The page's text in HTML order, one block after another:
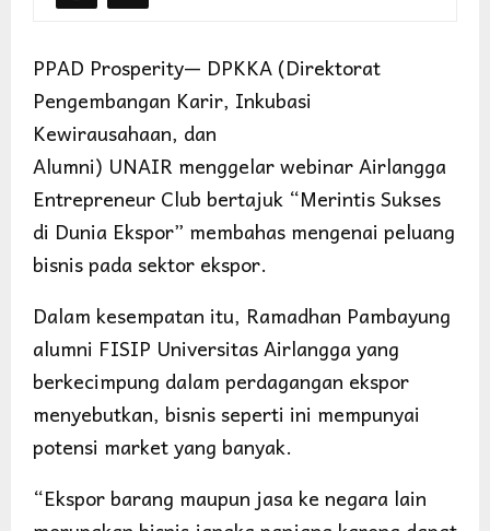
PPAD Prosperity— DPKKA (Direktorat
Pengembangan Karir, Inkubasi
Kewirausahaan, dan
Alumni) UNAIR menggelar webinar Airlangga
Entrepreneur Club bertajuk “Merintis Sukses
di Dunia Ekspor” membahas mengenai peluang
bisnis pada sektor ekspor.
Dalam kesempatan itu, Ramadhan Pambayung
alumni FISIP Universitas Airlangga yang
berkecimpung dalam perdagangan ekspor
menyebutkan, bisnis seperti ini mempunyai
potensi market yang banyak.
“Ekspor barang maupun jasa ke negara lain